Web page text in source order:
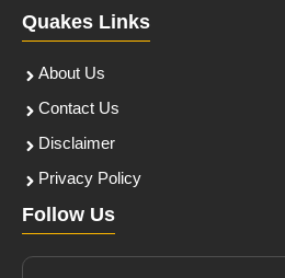
Quakes Links
About Us
Contact Us
Disclaimer
Privacy Policy
Follow Us